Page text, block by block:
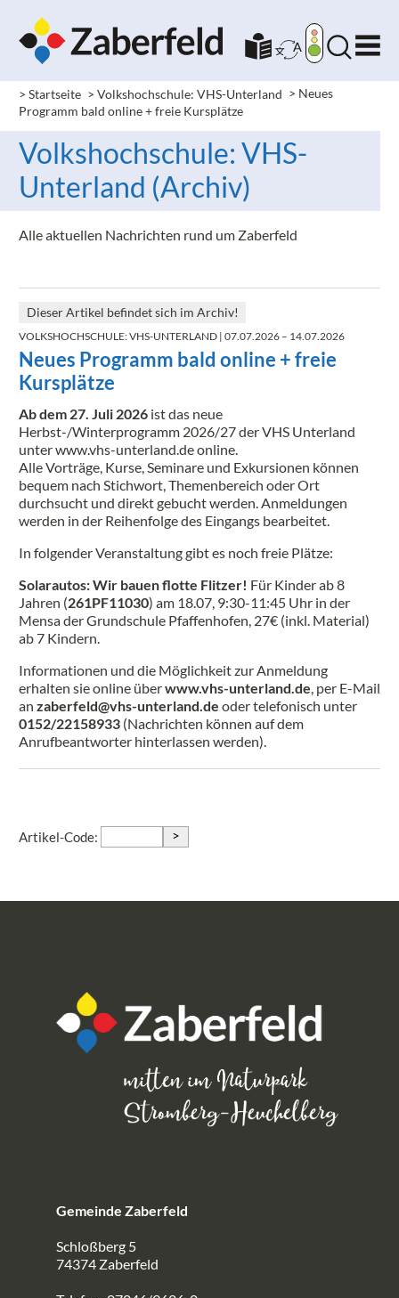
> Startseite > Volkshochschule: VHS-Unterland > Neues
Programm bald online + freie Kursplätze
Volkshochschule: VHS-
Unterland (Archiv)
Alle aktuellen Nachrichten rund um Zaberfeld
Dieser Artikel befindet sich im Archiv!
VOLKSHOCHSCHULE: VHS-UNTERLAND | 07.07.2026 – 14.07.2026
Neues Programm bald online + freie
Kursplätze
Ab dem 27. Juli 2026 ist das neue
Herbst-/Winterprogramm 2026/27 der VHS Unterland
unter www.vhs-unterland.de online.
Alle Vorträge, Kurse, Seminare und Exkursionen können
bequem nach Stichwort, Themenbereich oder Ort
durchsucht und direkt gebucht werden. Anmeldungen
werden in der Reihenfolge des Eingangs bearbeitet.
In folgender Veranstaltung gibt es noch freie Plätze:
Solarautos: Wir bauen flotte Flitzer! Für Kinder ab 8
Jahren (261PF11030) am 18.07, 9:30-11:45 Uhr in der
Mensa der Grundschule Pfaffenhofen, 27€ (inkl. Material)
ab 7 Kindern.
Informationen und die Möglichkeit zur Anmeldung
erhalten sie online überwww.vhs-unterland.de , per E-Mail
an zaberfeld@vhs-unterland.de oder telefonisch unter
0152/22158933 (Nachrichten können auf dem
Anrufbeantworter hinterlassen werden).
Artikel-Code: >
Gemeinde Zaberfeld
Schloßberg 5
74374 Zaberfeld